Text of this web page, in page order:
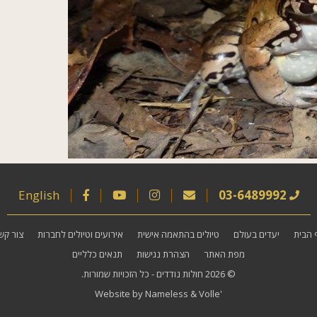
03-6489992
English
הבית יעדים בעולם טיולים בהתאמה אישית אירועים וטיולים לחברות
צור
מפת האתר
הצהרת נגישות
תנאים כלליים
© 2026
חולות נודדים - כל הזכויות שמורות.
Website by Nameless &Volle'